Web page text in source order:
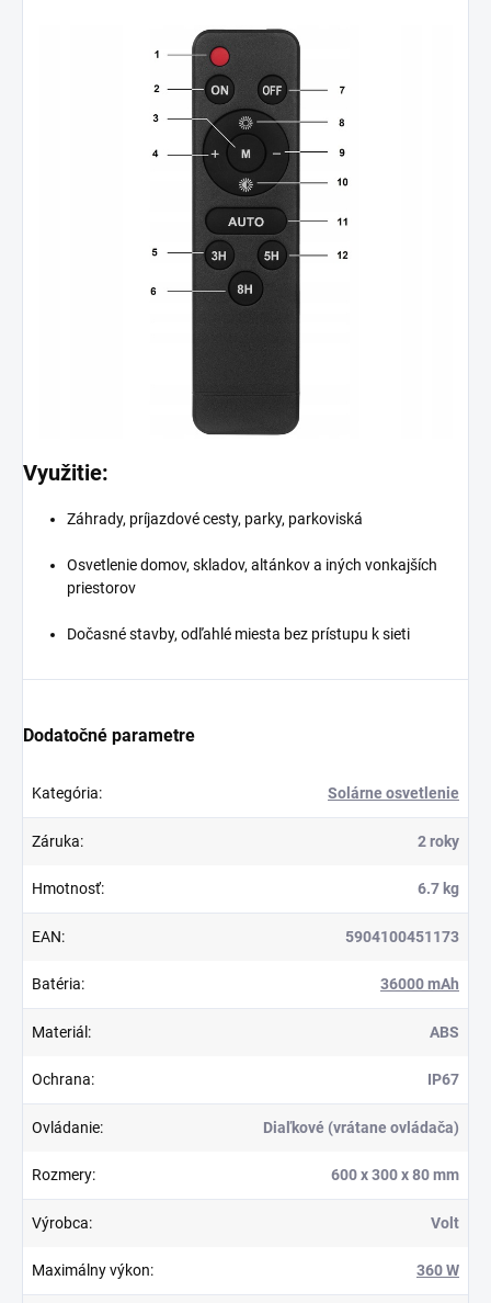
Využitie:
Záhrady, príjazdové cesty, parky, parkoviská
Osvetlenie domov, skladov, altánkov a iných vonkajších
priestorov
Dočasné stavby, odľahlé miesta bez prístupu k sieti
Dodatočné parametre
Kategória: Solárne osvetlenie
Záruka: 2 roky
Hmotnosť: 6.7 kg
EAN: 5904100451173
Batéria: 36000 mAh
Materiál : ABS
Ochrana: IP67
Ovládanie: Diaľkové (vrátane ovládača)
Rozmery: 600 x 300 x 80 mm
Výrobca: Volt
Maximálny výkon: 360 W